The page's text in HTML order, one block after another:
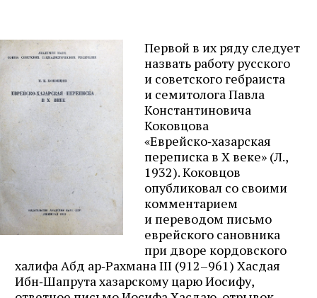
Первой в их ряду следует
назвать работу русского
и советского гебраиста
и семитолога Павла
Константиновича
Коковцова
«Еврейско‑хазарская
переписка в X веке» (Л.,
1932). Коковцов
опубликовал со своими
комментарием
и переводом письмо
еврейского сановника
при дворе кордовского
халифа Абд ар‑Рахмана III (912–961) Хасдая
Ибн‑Шапрута хазарскому царю Иосифу,